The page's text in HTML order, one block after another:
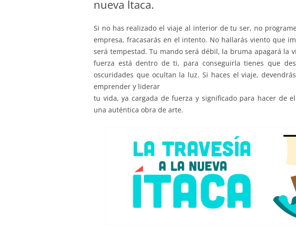
nueva Ítaca.
Si no has realizado el viaje al interior de tu ser, no
empresa, fracasarás en el intento. No hallarás viento que
será tempestad. Tu mando será débil, la bruma apagará la
fuerza está dentro de ti, para conseguirla tienes que
oscuridades que ocultan la luz. Si haces el viaje,
emprender y liderar
tu vida, ya cargada de fuerza y significado para hacer de
una auténtica obra de arte.